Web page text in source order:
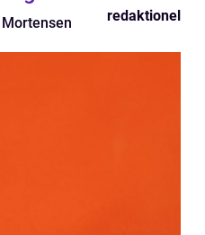
redaktionel